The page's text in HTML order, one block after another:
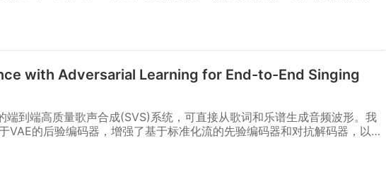
with Adversarial Learning for End-to-End Singing
到端高质量歌声合成(SVS)系统，可直接从歌词和乐谱生成音频波形。我
VAE的后验编码器，增强了基于标准化流的先验编码器和对抗解码器，以实